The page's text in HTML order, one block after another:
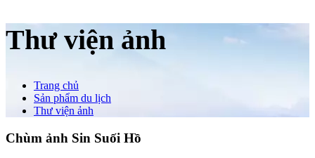
Thư viện ảnh
Trang chủ
Sản phẩm du lịch
Thư viện ảnh
Chùm ảnh Sin Suối Hồ